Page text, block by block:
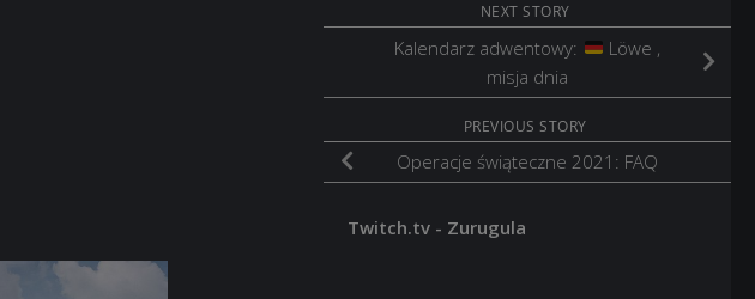
NEXT STORY
Kalendarz adwentowy:
Löwe ,
misja dnia
PREVIOUS STORY
Operacje świąteczne 2021: FAQ
Twitch.tv - Zurugula